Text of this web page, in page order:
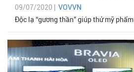
09/07/2020 | VOVVN
Độc lạ “gương thần” giúp thử mỹ phẩm